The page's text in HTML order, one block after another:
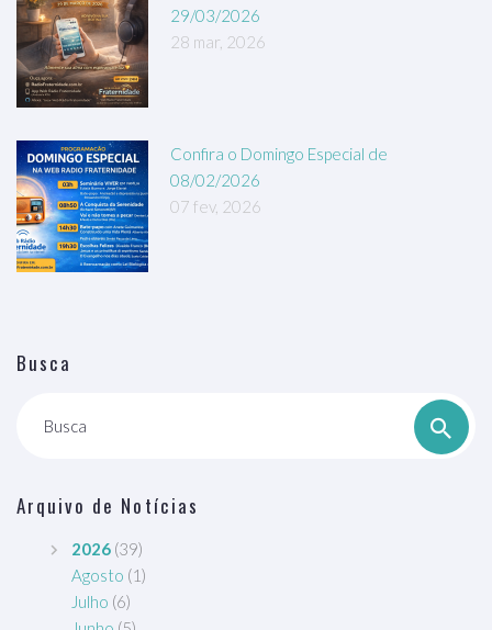
29/03/2026
28 mar, 2026
Confira o Domingo Especial de
08/02/2026
07 fev, 2026
Busca
Busca
Arquivo de Notícias
2026 (39)
Agosto (1)
Julho (6)